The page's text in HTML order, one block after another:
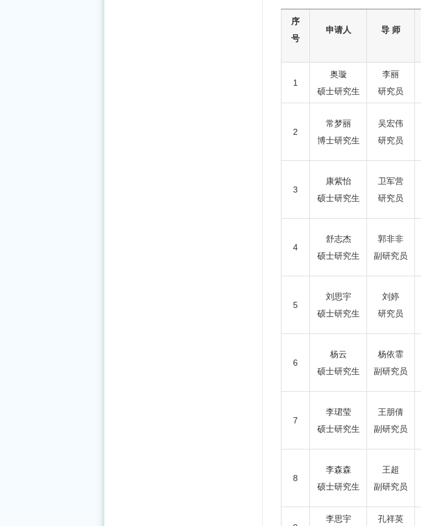
序
号
申请人 导 师
1
奥璇
硕士研究生
李丽
研究员
2
常梦丽
博士研究生
吴宏伟
研究员
3
康紫怡
硕士研究生
卫军营
研究员
4
舒志杰
硕士研究生
郭非非
副研究员
5
刘思宇
硕士研究生
刘婷
研究员
6
杨云
硕士研究生
杨依霏
副研究员
7
李珺莹
硕士研究生
王朋倩
副研究员
8
李森森
硕士研究生
王超
副研究员
李思宇
孔祥英